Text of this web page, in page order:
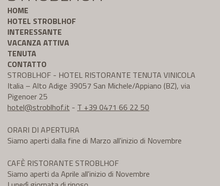
HOME
HOTEL STROBLHOF
INTERESSANTE
VACANZA ATTIVA
TENUTA
CONTATTO
STROBLHOF - HOTEL RISTORANTE TENUTA VINICOLA
Italia – Alto Adige 39057 San Michele/Appiano (BZ), via
Pigenoer 25
hotel@stroblhof.it - T +39 0471 66 22 50
ORARI DI APERTURA
Siamo aperti dalla fine di Marzo all'inizio di Novembre
CAFÈ RISTORANTE STROBLHOF
Siamo aperti da Aprile all'inizio di Novembre